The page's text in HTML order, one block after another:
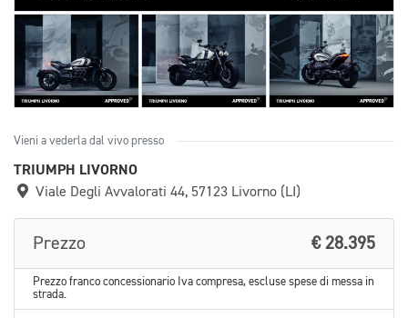
Vieni a vederla dal vivo presso
TRIUMPH LIVORNO
Viale Degli Avvalorati 44, 57123 Livorno (LI)
Prezzo € 28.395
Prezzo franco concessionario Iva compresa, escluse spese di messa in
strada.